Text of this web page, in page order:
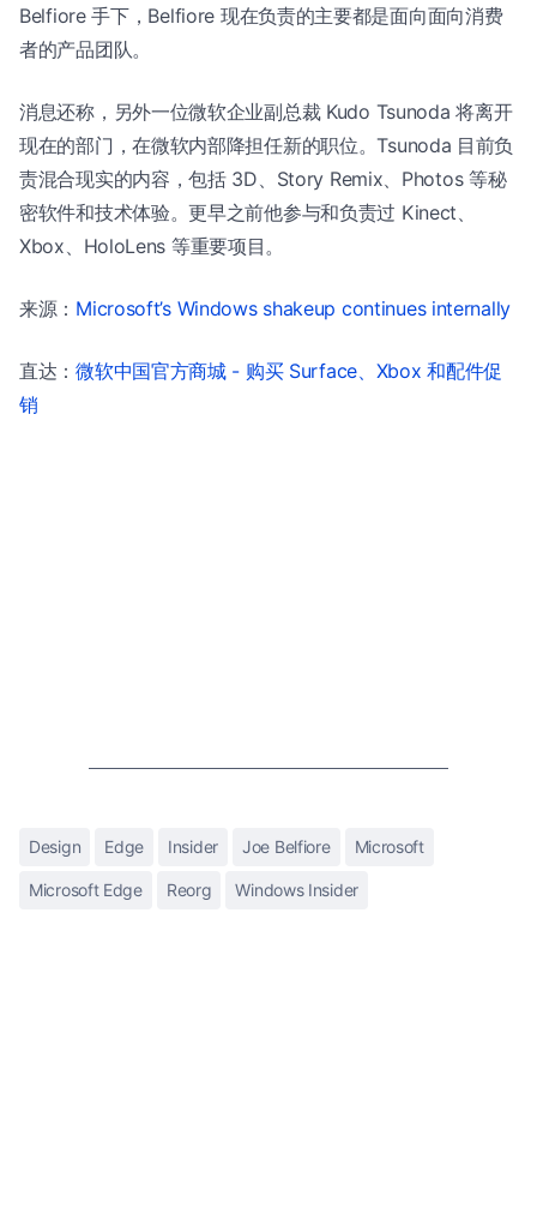
Belfiore 手下，Belfiore 现在负责的主要都是面向面向消费
者的产品团队。
消息还称，另外一位微软企业副总裁 Kudo Tsunoda 将离开
现在的部门，在微软内部降担任新的职位。Tsunoda 目前负
责混合现实的内容，包括 3D、Story Remix、Photos 等秘
密软件和技术体验。更早之前他参与和负责过 Kinect、
Xbox、HoloLens 等重要项目。
来源： Microsoft’s Windows shakeup continues internally
直达：微软中国官方商城 - 购买 Surface、Xbox 和配件促
销
Design Edge Insider Joe Belfiore Microsoft
Microsoft Edge Reorg Windows Insider